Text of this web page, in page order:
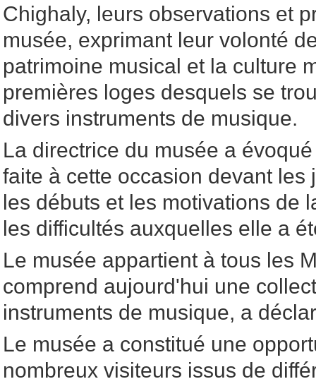
Chighaly, leurs observations et
musée, exprimant leur volonté
patrimoine musical et la culture
premières loges desquels se
divers instruments de musique.
La directrice du musée a
faite à cette occasion devant les
les débuts et les motivations de
les difficultés auxquelles elle a
Le musée appartient à tous les
comprend aujourd'hui une
instruments de musique, a
Le musée a constitué une
nombreux visiteurs issus de